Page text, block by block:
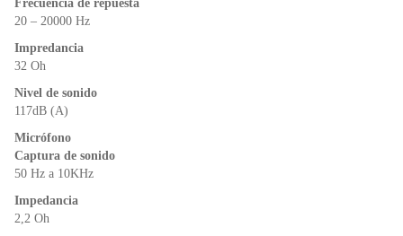
Frecuencia de repuesta
20 – 20000 Hz
Impredancia
32 Oh
Nivel de sonido
117dB (A)
Micrófono
Captura de sonido
50 Hz a 10KHz
Impedancia
2,2 Oh